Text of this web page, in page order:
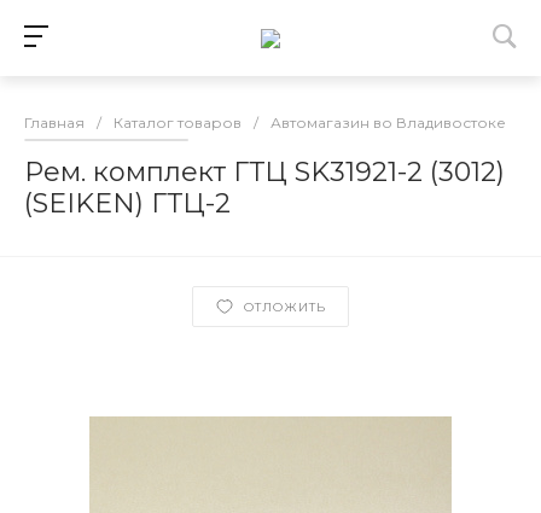
Главная / Каталог товаров / Автомагазин во Владивостоке
Рем. комплект ГТЦ SK31921-2 (3012)
(SEIKEN) ГТЦ-2
ОТЛОЖИТЬ